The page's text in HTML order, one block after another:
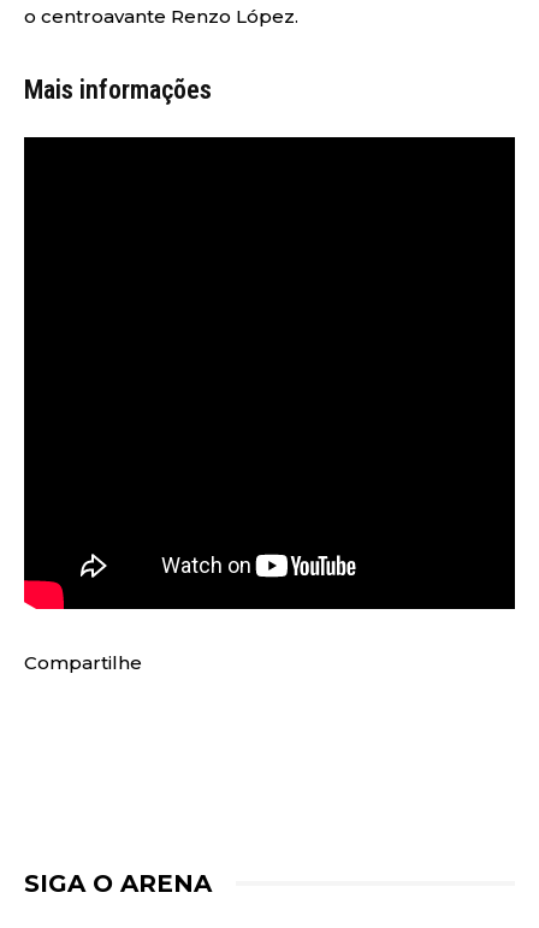
o centroavante Renzo López.
Mais informações
Compartilhe
SIGA O ARENA